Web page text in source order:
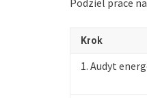
Podziel prace
Krok
1. Audyt